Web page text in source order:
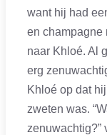
want hij had
en champagne
naar Khloé. Al
erg
Khloé op dat
zweten was.
zenuwachtig?”